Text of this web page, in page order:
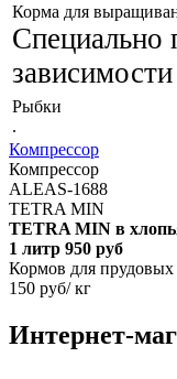
Корма для
Специально
Рыбки
.
Компрессор
Компрессор
ALEAS-1688
TETRA MIN
TETRA MIN в
1 литр 950 руб
Кормов для
150 руб/ кг
Интернет-